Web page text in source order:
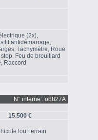
(2x),
antidémarrage,
Tachymètre, Roue
Feu de brouillard
Raccord
N° interne : o8827A
15.500 €
tout terrain